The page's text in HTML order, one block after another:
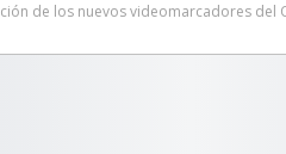
DE BLANCA MAS
de los nuevos videomarcadores del